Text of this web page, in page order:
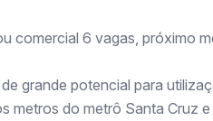
comercial 6 vagas, próximo
grande potencial para
metros do metrô Santa Cruz